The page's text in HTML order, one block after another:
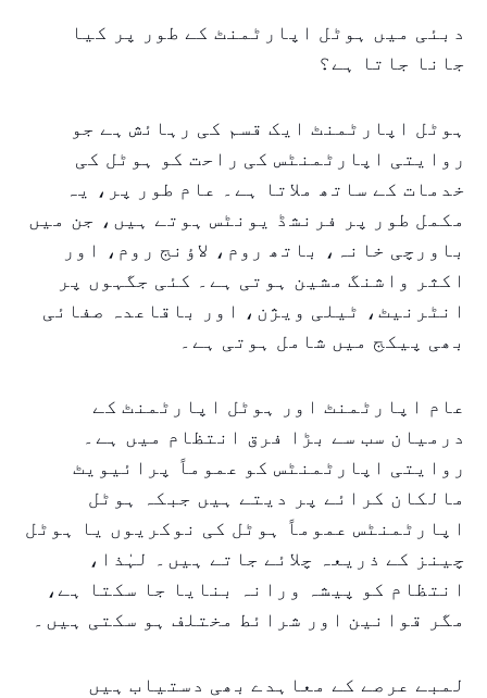
دبئی میں ہوٹل اپارٹمنٹ کے طور پر کیا
جانا جاتا ہے؟
ہوٹل اپارٹمنٹ ایک قسم کی رہائش ہے جو
روایتی اپارٹمنٹس کی راحت کو ہوٹل کی
خدمات کے ساتھ ملاتا ہے۔ عام طور پر، یہ
مکمل طور پر فرنشڈ یونٹس ہوتے ہیں، جن میں
باورچی خانہ، باتھ روم، لاؤنج روم، اور
اکثر واشنگ مشین ہوتی ہے۔ کئی جگہوں پر
انٹرنیٹ، ٹیلی ویژن، اور باقاعدہ صفائی
بھی پیکج میں شامل ہوتی ہے۔
عام اپارٹمنٹ اور ہوٹل اپارٹمنٹ کے
درمیان سب سے بڑا فرق انتظام میں ہے۔
روایتی اپارٹمنٹس کو عموماً پرائیویٹ
مالکان کرائے پر دیتے ہیں جبکہ ہوٹل
اپارٹمنٹس عموماً ہوٹل کی نوکریوں یا ہوٹل
چینز کے ذریعہ چلائے جاتے ہیں۔ لہٰذا،
انتظام کو پیشہ ورانہ بنایا جا سکتا ہے،
مگر قوانین اور شرائط مختلف ہو سکتی ہیں۔
لمبے عرصے کے معاہدے بھی دستیاب ہیں